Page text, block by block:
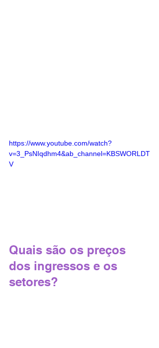
https://www.youtube.com/watch?
v=3_PsNIqdhm4&ab_channel=KBSWORLDT
V
Quais são os preços
dos ingressos e os
setores?